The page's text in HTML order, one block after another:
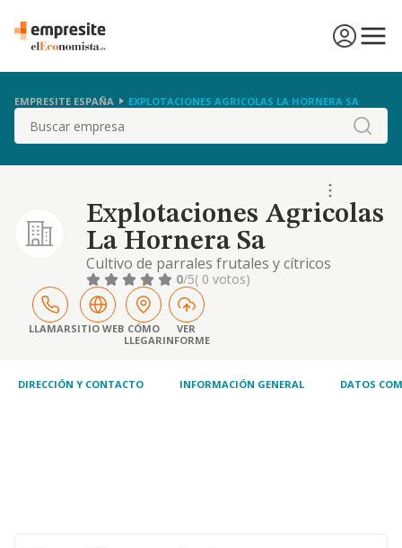
EMPRESITE ESPAÑA EXPLOTACIONES AGRICOLAS LA HORNERA SA
Buscar
Explotaciones Agricolas
La Hornera Sa
Cultivo de parrales frutales y cítricos
0/5( 0 votos)
LLAMARSITIO WEB CÓMO
LLEGAR
VER
INFORME
DIRECCIÓN Y CONTACTO INFORMACIÓN GENERAL DATOS